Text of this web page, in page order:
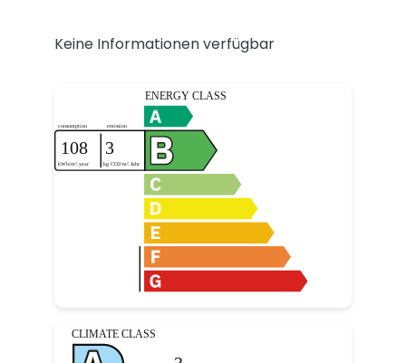
Keine Informationen verfügbar